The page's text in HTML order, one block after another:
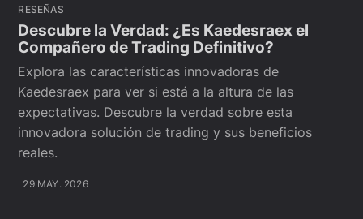
RESEÑAS
Descubre la Verdad: ¿Es Kaedesraex el
Compañero de Trading Definitivo?
Explora las características innovadoras de
Kaedesraex para ver si está a la altura de las
expectativas. Descubre la verdad sobre esta
innovadora solución de trading y sus beneficios
reales.
29 MAY. 2026